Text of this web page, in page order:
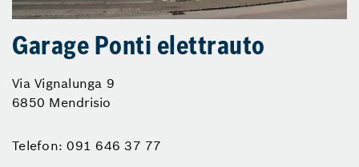
Garage Ponti elettrauto
Via Vignalunga 9
6850 Mendrisio
Telefon: 091 646 37 77